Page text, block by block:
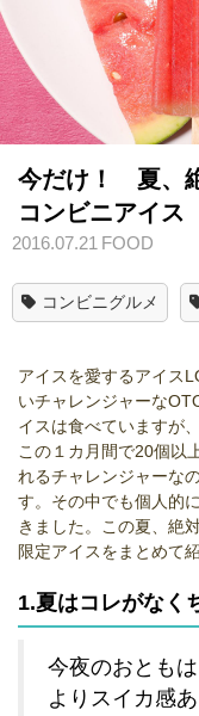
今だけ！ 夏、
コンビニアイ
2016.07.21 FOOD
コンビニグルメ
アイスを愛するアイス
いチャレンジャーな
イスは食べていますが
この１カ月間で20個以
れるチャレンジャーな
す。その中でも個人的
きました。この夏、絶
限定アイスをまとめて
1.夏はコレがな
今夜のおとも
よりスイカ感